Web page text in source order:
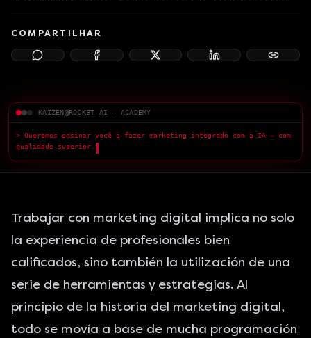
COMPARTILHAR
KAIZEN@ROCKET-AI — ACADEMY
> Queremos ensinar você a fazer marketing integrado com a IA — com
qualidade superior.
Trabajar con marketing digital implica no solo
la experiencia de profesionales bien
calificados, sino también la utilización de una
serie de herramientas y estrategias. Al
principio de la historia del marketing digital,
todo se movía a base de mucha programación